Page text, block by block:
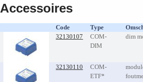
Services
About us
Verkoopkanalen
Contact us
Accessoires
Code Type
32130107
COM-
DIM
dim
32130110
COM-
ETF*